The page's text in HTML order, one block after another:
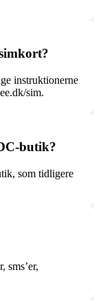
instruktionerne
sim.
butik?
som tidligere
sms’er,